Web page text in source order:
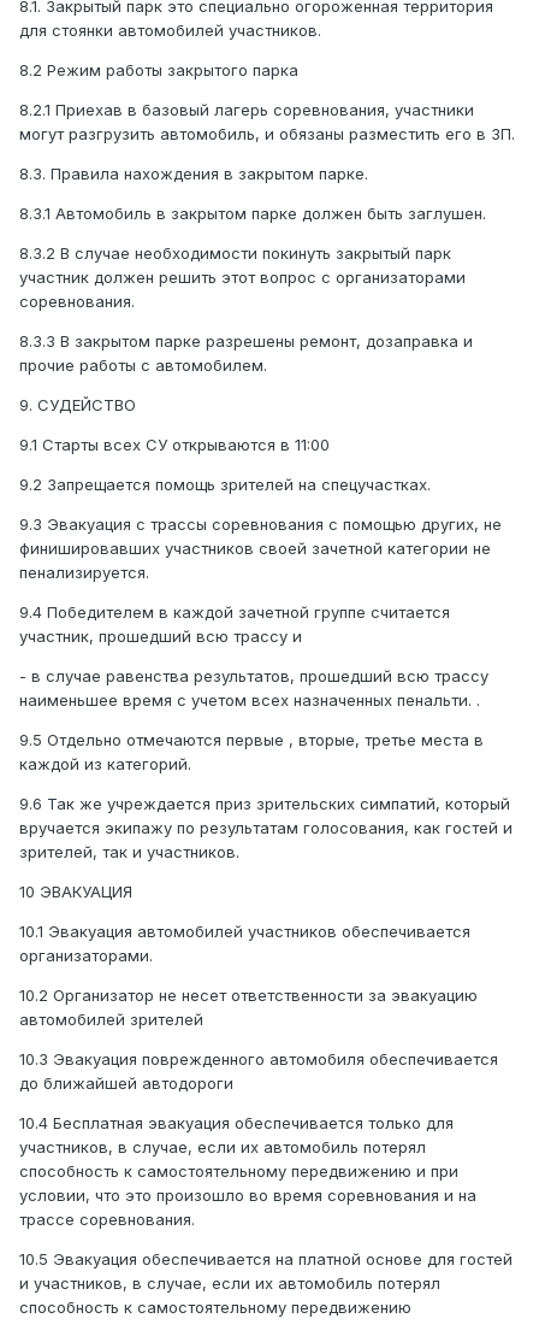
8.1. Закрытый парк это специально огороженная территория
для стоянки автомобилей участников.
8.2 Режим работы закрытого парка
8.2.1 Приехав в базовый лагерь соревнования, участники
могут разгрузить автомобиль, и обязаны разместить его в ЗП.
8.3. Правила нахождения в закрытом парке.
8.3.1 Автомобиль в закрытом парке должен быть заглушен.
8.3.2 В случае необходимости покинуть закрытый парк
участник должен решить этот вопрос с организаторами
соревнования.
8.3.3 В закрытом парке разрешены ремонт, дозаправка и
прочие работы с автомобилем.
9. СУДЕЙСТВО
9.1 Старты всех СУ открываются в 11:00
9.2 Запрещается помощь зрителей на спецучастках.
9.3 Эвакуация с трассы соревнования с помощью других, не
финишировавших участников своей зачетной категории не
пенализируется.
9.4 Победителем в каждой зачетной группе считается
участник, прошедший всю трассу и
- в случае равенства результатов, прошедший всю трассу
наименьшее время с учетом всех назначенных пенальти. .
9.5 Отдельно отмечаются первые , вторые, третье места в
каждой из категорий.
9.6 Так же учреждается приз зрительских симпатий, который
вручается экипажу по результатам голосования, как гостей и
зрителей, так и участников.
10 ЭВАКУАЦИЯ
10.1 Эвакуация автомобилей участников обеспечивается
организаторами.
10.2 Организатор не несет ответственности за эвакуацию
автомобилей зрителей
10.3 Эвакуация поврежденного автомобиля обеспечивается
до ближайшей автодороги
10.4 Бесплатная эвакуация обеспечивается только для
участников, в случае, если их автомобиль потерял
способность к самостоятельному передвижению и при
условии, что это произошло во время соревнования и на
трассе соревнования.
10.5 Эвакуация обеспечивается на платной основе для гостей
и участников, в случае, если их автомобиль потерял
способность к самостоятельному передвижению